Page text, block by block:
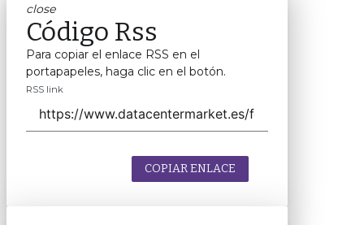
close
Código Rss
Para copiar el enlace RSS en el
portapapeles, haga clic en el botón.
RSS link
COPIAR ENLACE